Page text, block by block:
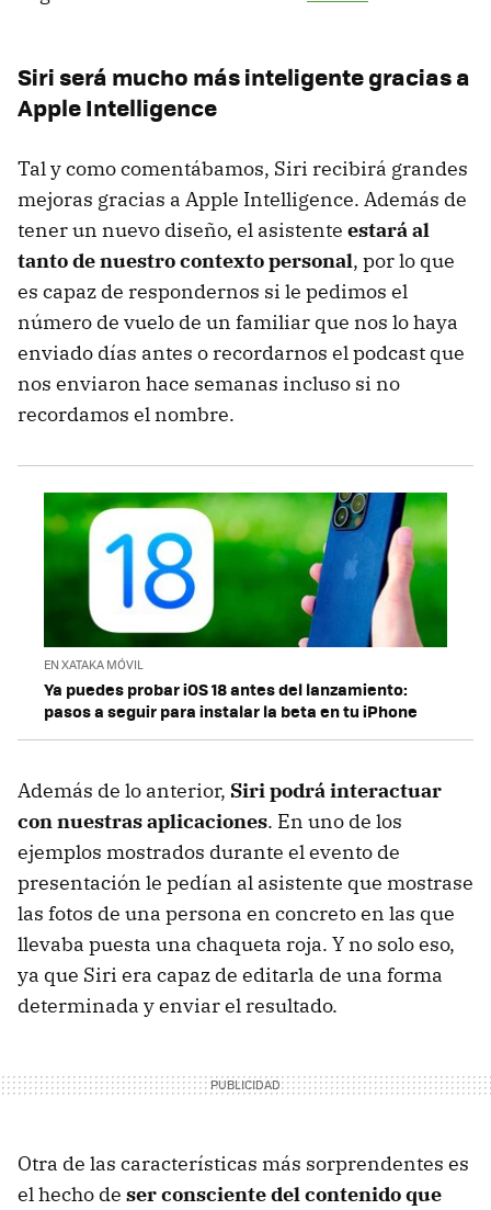
Siri será mucho más inteligente gracias a
Apple Intelligence
Tal y como comentábamos, Siri recibirá grandes
mejoras gracias a Apple Intelligence. Además de
tener un nuevo diseño, el asistente estará al
tanto de nuestro contexto personal, por lo que
es capaz de respondernos si le pedimos el
número de vuelo de un familiar que nos lo haya
enviado días antes o recordarnos el podcast que
nos enviaron hace semanas incluso si no
recordamos el nombre.
EN XATAKA MÓVIL
Ya puedes probar iOS 18 antes del lanzamiento:
pasos a seguir para instalar la beta en tu iPhone
Además de lo anterior, Siripodrá interactuar
con nuestras aplicaciones. En uno de los
ejemplos mostrados durante el evento de
presentación le pedían al asistente que mostrase
las fotos de una persona en concreto en las que
llevaba puesta una chaqueta roja. Y no solo eso,
ya que Siri era capaz de editarla de una forma
determinada y enviar el resultado.
Otra de las características más sorprendentes es
el hecho de ser consciente del contenido que